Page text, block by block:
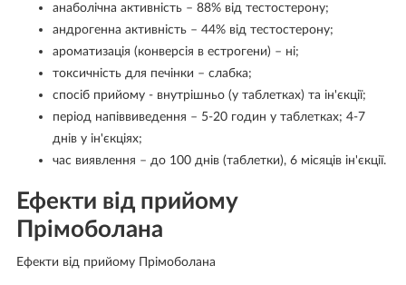
анаболічна активність – 88% від тестостерону;
андрогенна активність – 44% від тестостерону;
ароматизація (конверсія в естрогени) – ні;
токсичність для печінки – слабка;
спосіб прийому - внутрішньо (у таблетках) та ін'єкції;
період напіввиведення – 5-20 годин у таблетках; 4-7
днів у ін'єкціях;
час виявлення – до 100 днів (таблетки), 6 місяців ін'єкції.
Ефекти від прийому
Прімоболана
Ефекти від прийому Прімоболана